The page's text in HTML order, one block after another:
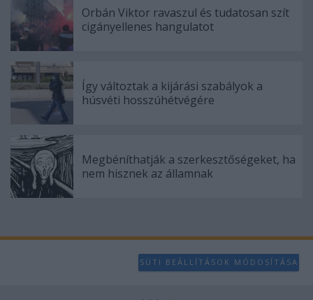
Orbán Viktor ravaszul és tudatosan szít
cigányellenes hangulatot
Így változtak a kijárási szabályok a
húsvéti hosszúhétvégére
Megbéníthatják a szerkesztőségeket, ha
nem hisznek az államnak
SÜTI BEÁLLÍTÁSOK MÓDOSÍTÁSA